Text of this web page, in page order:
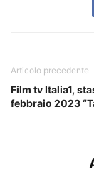
Articolo precedente
Film tv Italia1,
febbraio 2023